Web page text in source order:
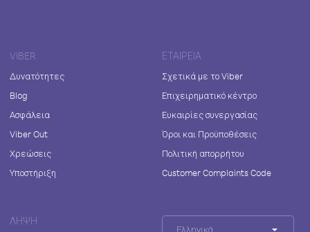
VIBER
Δυνατότητες
Blog
Ασφάλεια
Viber Out
Χρεώσεις
Υποστήριξη
ΕΤΑΙΡΕΊΑ
Σχετικά με το Viber
Επιχειρηματικό κέντρο
Ευκαιρίες συνεργασίας
Όροι και Προϋποθέσεις
Πολιτική απορρήτου
Customer Complaints Code
ΛΉΨΗ
Ελληνικά